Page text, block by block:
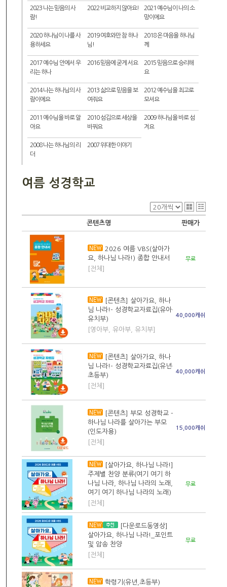
2023 나는 믿음의 사
람!
2022 비교하지 않아요!
2021 예수님이 나의 소
망이에요
2020 하나님이 나를 사
용하세요
2019 여호와만 참 하나
님!
2018 온 마음을 하나님
께
2017 예수님 안에서 우
리는 하나
2016 믿음에 굳게 서요
2015 믿음으로 승리해
요
2014 나는 하나님의 사
람이에요
2013 삶으로 믿음을 보
여줘요
2012 예수님을 최고로
모셔요
2011 예수님을 바로 알
아요
2010 섬김으로 세상을
바꿔요
2009 하나님을 바로 섬
겨요
2008 나는 하나님의 리
더
2007 위대한 이야기
여름 성경학교
콘텐츠명 판매가
2026 여름 VBS(살아가
요, 하나님 나라!) 종합 안내서
[전체]
무료
[콘텐츠] 살아가요, 하나
님 나라!- 성경학교자료집(유아·
유치부)
[영아부, 유아부, 유치부]
40,000캐쉬
[콘텐츠] 살아가요, 하나
님 나라!- 성경학교자료집(유년·
초등부)
[전체]
40,000캐쉬
[콘텐츠] 부모 성경학교 -
하나님 나라를 살아가는 부모
(인도자용)
[전체]
15,000캐쉬
[살아가요, 하나님 나라!]
주제별 찬양 분류(여기 여기 하
나님 나라, 하나님 나라의 노래,
여기 여기 하나님 나라의 노래)
[전체]
무료
[다운로드동영상]
살아가요, 하나님 나라!_포인트
및 암송 찬양
[전체]
무료
학령기(유년,초등부)